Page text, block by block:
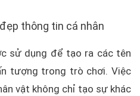
thông tin cá nhân
sử dụng để tạo ra các tên
tượng trong trò chơi. Việc
vật không chỉ tạo sự khác